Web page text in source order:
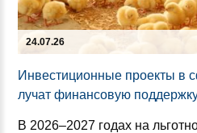
24.07.26
Ин­вес­ти­ци­он­ные про­ек­ты в
лу­чат фи­нан­со­вую
В 2026–2027 годах на